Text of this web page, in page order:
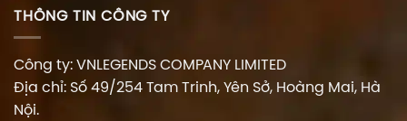
THÔNG TIN CÔNG TY
Công ty: VNLEGENDS COMPANY LIMITED
Địa chỉ: Số 49/254 Tam Trinh, Yên Sở, Hoàng Mai, Hà
Nội.